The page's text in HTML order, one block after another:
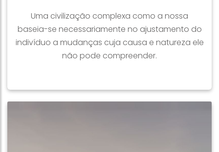
Uma civilização complexa como a nossa
baseia-se necessariamente no ajustamento do
indivíduo a mudanças cuja causa e natureza ele
não pode compreender.